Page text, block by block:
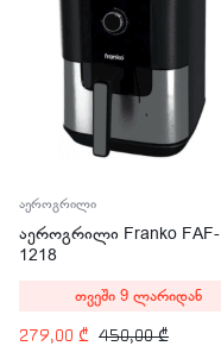
აეროგრილი
აეროგრილი Franko FAF-
1218
450,00₾
279,00 ₾
თვეში 9 ლარიდან